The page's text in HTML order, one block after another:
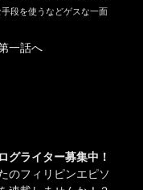
段を使うなどゲスな一面
一話へ
グライター募集中！
のフィリピンエピソ